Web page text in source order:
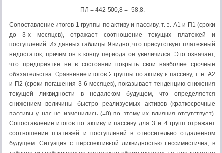
ПЛ = 442-500,8 = -58,8.
Сопоставление итогов 1 группы по активу и пассиву, т. е. А1 и П1 (сроки
до 3-х месяцев), отражает соотношение текущих платежей и
поступлений. Из данных таблицы 9 видно, что присутствует платежный
недостаток, причем он к концу периода он увеличился. Это означает,
что предприятие не в состоянии покрыть свои наиболее срочные
обязательства. Сравнение итогов 2 группы по активу и пассиву, т. е. А2
и П2 (сроки погашения 3-6 месяцев), показывает тенденцию снижения
текущей ликвидности в недалеком будущем, что определяется
снижением величины быстро реализуемых активов (краткосрочные
пассивы у нас не изменились (=0) по этому их влияния отсутствует).
Сопоставление итогов по активу и пассиву для 3 и 4 групп отражает
соотношение платежей и поступлений в относительно отдаленном
будущем. Ситуация с перспективной ликвидностью пессимистична, в